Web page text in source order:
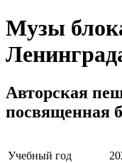
Музы
Авторская
посвященная
Учебный год